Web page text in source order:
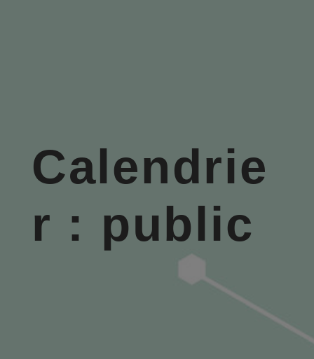
Calendrie
r : public